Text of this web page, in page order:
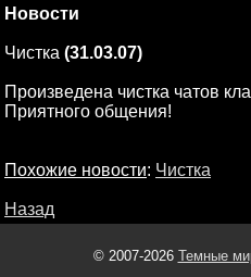
Новости
Чистка (31.03.07)
Произведена чистка чатов
Приятного общения!
Похожие новости: Чистка
Назад
© 2007-2026 Темные